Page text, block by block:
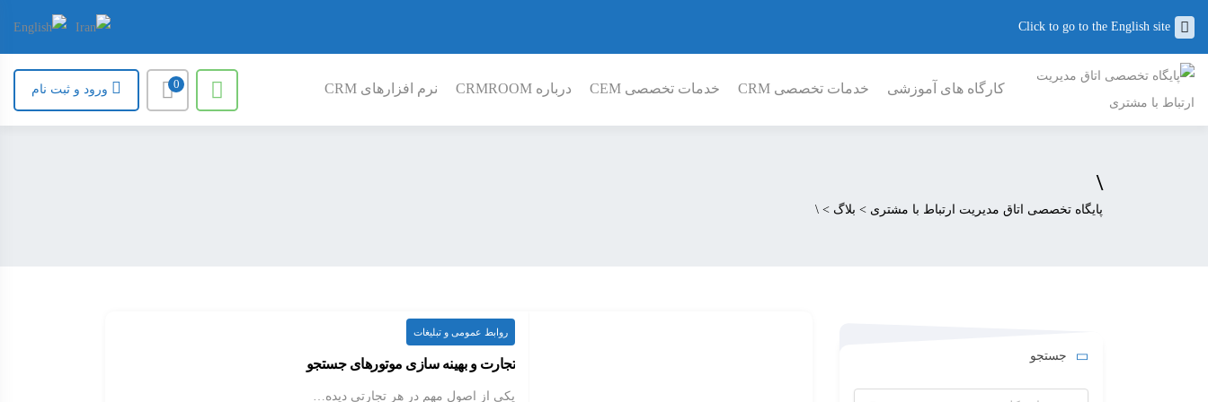
Click to go to the English site
کارگاه های آموزشی خدمات تخصصی CRM خدمات تخصصی CEM درباره CRMROOM نرم افزارهای CRM 0 ورود و ثبت نام
\
پایگاه تخصصی اتاق مدیریت ارتباط با مشتری > بلاگ >
\
روابط عمومی و تبلیغات
تجارت و بهینه سازی موتورهای جستجو
یکی از اصول مهم در هر تجارتی دیده…
جستجو